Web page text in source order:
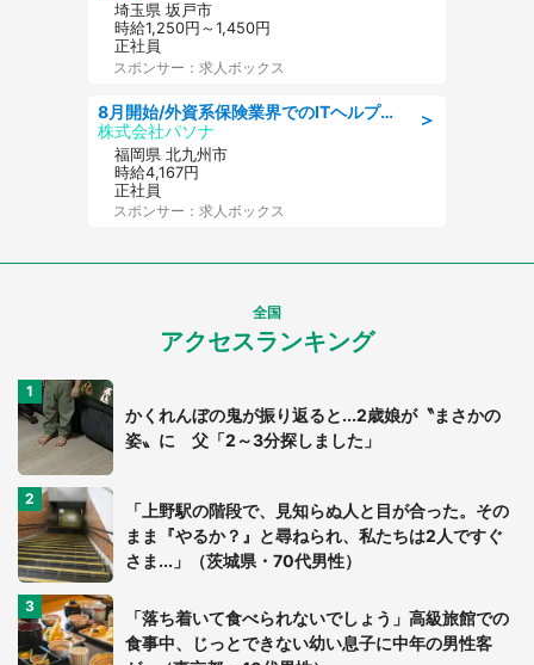
埼玉県 坂戸市
時給1,250円～1,450円
正社員
スポンサー：求人ボックス
＞
8月開始/外資系保険業界でのITヘルプデスク業務/駅近/即日勤務可/ヘルプデスク
株式会社パソナ
福岡県 北九州市
時給4,167円
正社員
スポンサー：求人ボックス
全国
アクセスランキング
かくれんぼの鬼が振り返ると...2歳娘が〝まさかの
姿〟に 父「2～3分探しました」
「上野駅の階段で、見知らぬ人と目が合った。その
まま『やるか？』と尋ねられ、私たちは2人ですぐ
さま...」（茨城県・70代男性）
「落ち着いて食べられないでしょう」高級旅館での
食事中、じっとできない幼い息子に中年の男性客